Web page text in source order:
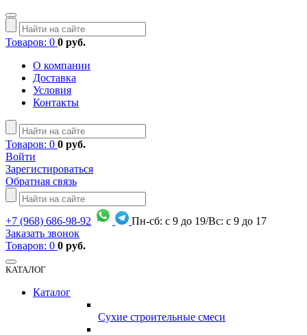
Товаров: 0 0 руб.
О компании
Доставка
Условия
Контакты
Товаров: 0 0 руб.
Войти
Зарегистироваться
Обратная связь
+7 (968) 686-98-92
Пн-сб: с 9 до 19/Вс: с 9 до 17
Заказать звонок
Товаров: 0 0 руб.
КАТАЛОГ
Каталог
Сухие строительные смеси